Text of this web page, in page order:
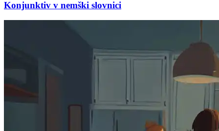
Konjunktiv v nemški slovnici